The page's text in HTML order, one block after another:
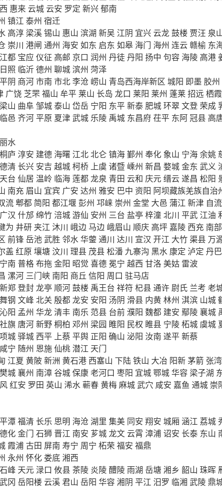
惠来 云城 云安 罗定 新兴郁南
镇江 泰州 宿迁
高淳 梁溪锡山 惠山 滨湖 新吴 江阴 宜兴 云龙鼓楼 贾汪 泉
崇川 港闸 通州 海安 如东 启东 如皋 海门 海州 连云赣榆 东
江都 宝应 仪征 高邮 京口 润州 丹徒丹阳 扬中 句容 海陵 高港
日照 临沂德州 聊城滨州 菏泽
平阴 商河市南 市北李沧 崂山 青岛西海岸新区 城阳 即墨 胶州
广饶 芝罘福山 牟平 莱山 长岛 龙口 莱阳 莱州 蓬莱招远 栖霞
梁山 曲阜邹城泰山 岱岳 宁阳 东平新泰 肥城环翠文登 荣成
临邑 齐河平原 夏津武城 乐陵 禹城 东昌府茌平 东阿冠县 高
丽水
桐庐 淳安 建德 海曙 江北北仑镇海鄞州 奉化 象山 宁海余姚
德清 长兴 安吉 越城柯桥 上虞 诸暨 嵊州 新昌 婺城金东 武义
天台 仙居 温岭 临海莲都龙泉 青田 云和 庆元缙云遂昌 松阳
南充 眉山 宜宾 广安 达州 雅安 巴中 资阳 阿坝藏族羌族自治
流郫都 简阳 都江堰彭州 邛崃 崇州 金堂 大邑 蒲江 新津 自
广汉 什邡 绵竹 涪城游仙 安州 三台 盐亭 梓潼北川 平武 江油
为 井研 夹江 沐川 峨边 马边 峨眉山 顺庆 高坪 嘉陵 西充 南部
前锋岳池武胜 邻水华蓥 通川 达川 宣汉 开江 大竹 渠县 万
盖 红原 壤塘 汶川 理县 茂县松潘 九寨沟 黑水 康定 泸定 丹巴
宁南 普格布拖金阳 昭觉 喜德 冕宁 越西 甘洛 美姑 雷波
漯河 三门峡 南阳 商丘 信阳 周口 驻马店
新郑登封龙亭 顺河鼓楼 禹王台 祥符 杞县通许 尉氏 兰考 老
舞钢 文峰 北关 殷都龙安 安阳 汤阴 滑县 内黄林州 淇滨 山城
沁阳 孟州 华龙清丰 南乐 范县 台前濮阳 魏都 建安 鄢陵襄城
社旗 唐河新野桐柏 邓州 梁园 睢阳 民权 睢县 宁陵柘城 虞城
项城驿城 西平 上蔡 平舆 正阳 确山 泌阳 汝南 遂平新蔡
咸宁 随州 恩施仙桃潜江 天门
江夏 黄陂 新洲 黄石港 西塞山 下陆铁山 大冶 阳新茅箭 张湾
樊城襄州 南漳谷城保康老河口 枣阳 宜城鄂城华容 梁子湖
红安 罗田 英山 浠水蕲春黄梅麻城武穴 咸安 嘉鱼 通城 崇
平潭福清 长乐 思明 海沧 湖里 集美 同安 翔安 城厢 涵江 荔城
德化金门 石狮 晋江 南安 芗城龙文 云霄 漳浦诏安 长泰 东山
霞浦古田 屏南 寿宁 周宁 柘荣 福安 福鼎
永州 怀化 娄底湘西
石峰 天元 渌口 攸县茶陵 炎陵醴陵雨湖 岳塘湘乡 韶山 珠晖
武冈 岳阳楼 云溪君山 岳阳 华容湘阴 平江 汨罗 临湘 武陵鼎